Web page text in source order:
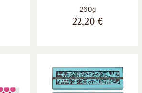
Poids net :
260g
22,20 €